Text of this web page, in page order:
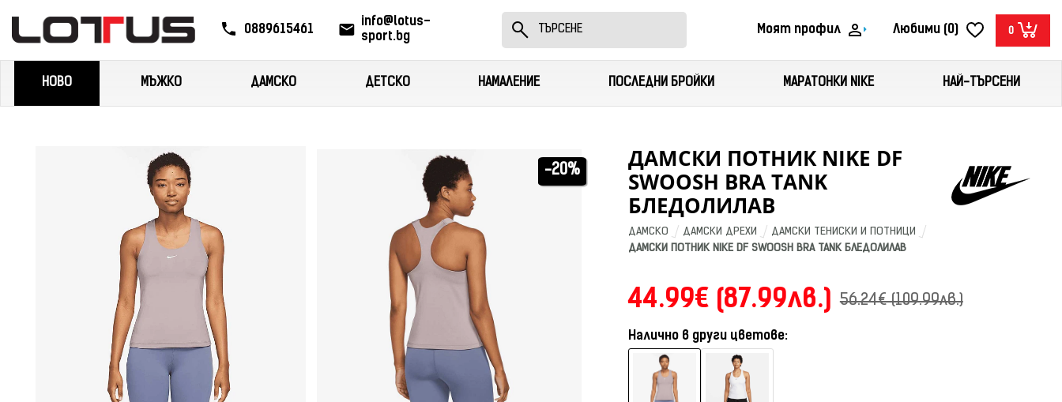
0889615461
info@lotus-
sport.bg
Моят профил Любими (0) 0
НОВО МЪЖКО ДАМСКО ДЕТСКО НАМАЛЕНИЕ ПОСЛЕДНИ БРОЙКИ МАРАТОНКИ NIKE НАЙ-ТЪРСЕНИ
-20%
ДАМСКИ ПОТНИК NIKE DF
SWOOSH BRA TANK
БЛЕДОЛИЛАВ
ДАМСКО ДАМСКИ ДРЕХИ
ДАМСКИ ТЕНИСКИ И ПОТНИЦИ
ДАМСКИ ПОТНИК NIKE DF SWOOSH BRA TANK БЛЕДОЛИЛАВ
44.99€ (87.99лв.) 56.24€ (109.99лв.)
Налично в други цветове: